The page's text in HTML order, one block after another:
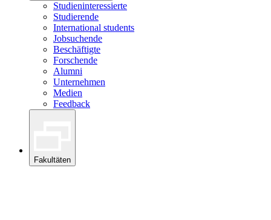
Studieninteressierte
Studierende
International students
Jobsuchende
Beschäftigte
Forschende
Alumni
Unternehmen
Medien
Feedback
Fakultäten